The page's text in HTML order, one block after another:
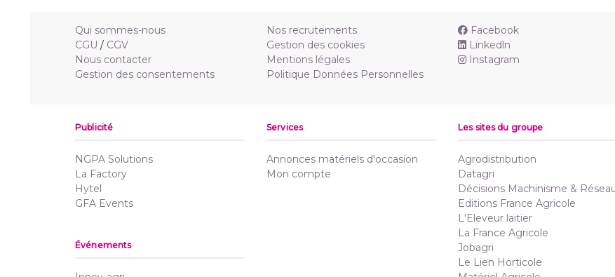
Qui sommes-nous
CGU / CGV
Nous contacter
Gestion des consentements
Nos recrutements
Gestion des cookies
Mentions légales
Politique Données Personnelles
Facebook
Linkedln
Instagram
Publicité
NGPA Solutions
La Factory
Hytel
GFA Events
Services
Annonces matériels d'occasion
Mon compte
Événements
Les sites du groupe
Agrodistribution
Datagri
Décisions Machinisme &
Editions France Agricole
L'Eleveur laitier
La France Agricole
Jobagri
Le Lien Horticole